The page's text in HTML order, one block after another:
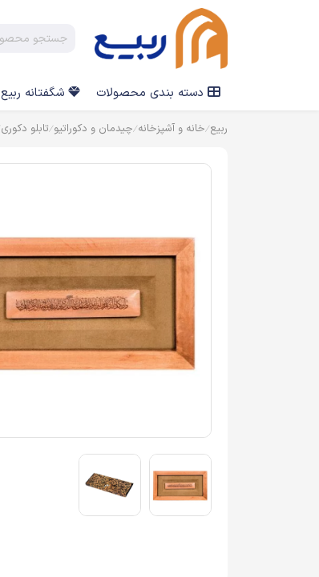
دسته بندی محصولات شگفتانه ربیع
ربیع خانه و آشپزخانه چیدمان و دکوراتیو تابلو دکوری